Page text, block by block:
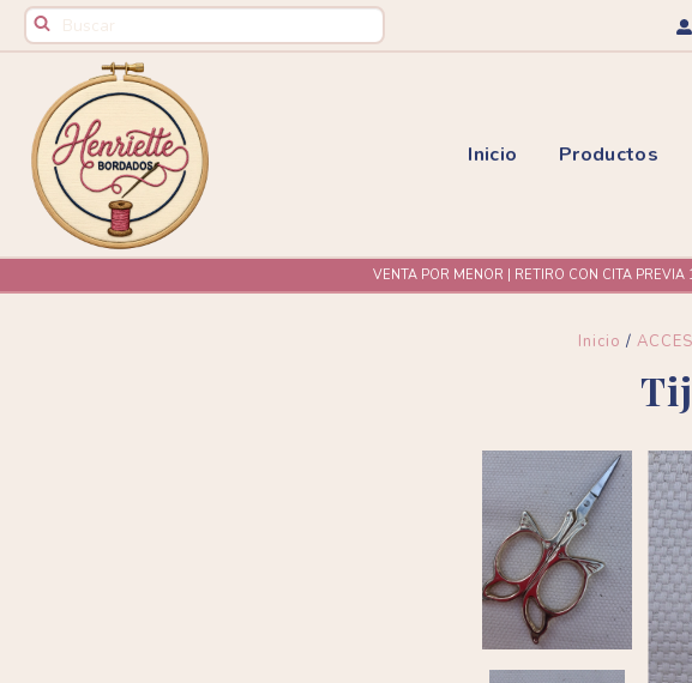
Inicio Productos
VENTA POR MENOR | RETIRO CON CITA
Inicio /